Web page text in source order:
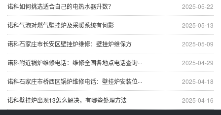
2025-05-22
诺科如何挑选适合自己的电热水器升数？
2025-05-13
诺科气泡对燃气壁挂炉及采暖系统有何影
2025-05-09
诺科石家庄市长安区壁挂炉维修：壁挂炉维保方
2025-04-29
诺科附近锅炉维修电话：维修全国各地点电话查询···
2025-04-18
诺科石家庄市桥西区锅炉维修电话：壁挂炉安装位···
2025-04-16
诺科壁挂炉出现13怎么解决，有哪些处理方法